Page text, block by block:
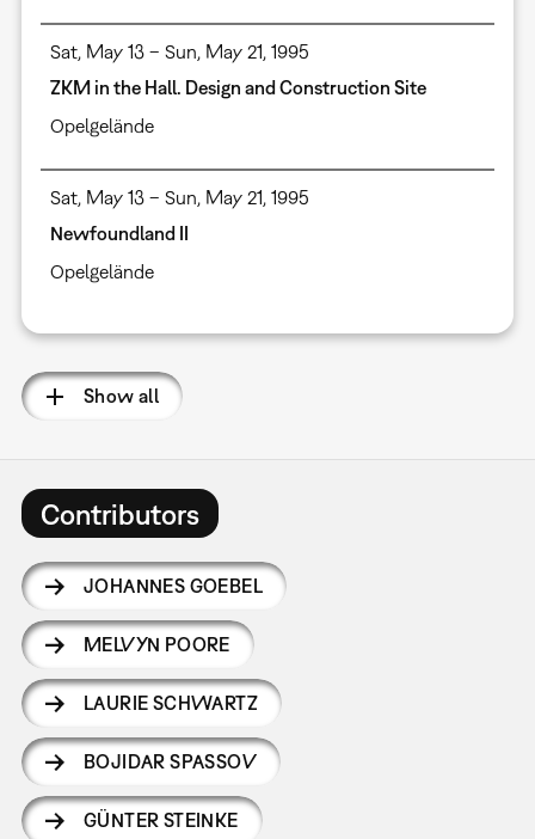
Sat, May 13 – Sun, May 21, 1995
ZKM in the Hall. Design and Construction Site
Opelgelände
Sat, May 13 – Sun, May 21, 1995
Newfoundland II
Opelgelände
Show all
Contributors
JOHANNES GOEBEL
MELVYN POORE
LAURIE SCHWARTZ
BOJIDAR SPASSOV
GÜNTER STEINKE